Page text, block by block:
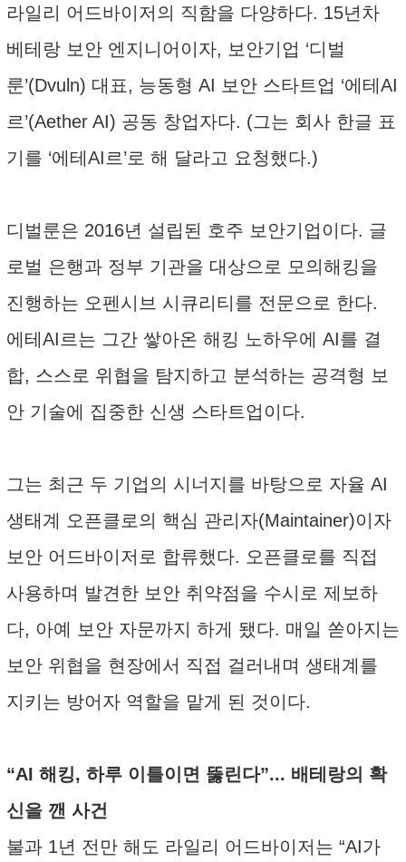
라일리 어드바이저의 직함을 다양하다. 15년차
베테랑 보안 엔지니어이자, 보안기업 ‘디벌
룬’(Dvuln) 대표, 능동형 AI 보안 스타트업 ‘에테AI
르’(Aether AI) 공동 창업자다. (그는 회사 한글 표
기를 ‘에테AI르’로 해 달라고 요청했다.)
디벌룬은 2016년 설립된 호주 보안기업이다. 글
로벌 은행과 정부 기관을 대상으로 모의해킹을
진행하는 오펜시브 시큐리티를 전문으로 한다.
에테AI르는 그간 쌓아온 해킹 노하우에 AI를 결
합, 스스로 위협을 탐지하고 분석하는 공격형 보
안 기술에 집중한 신생 스타트업이다.
그는 최근 두 기업의 시너지를 바탕으로 자율 AI
생태계 오픈클로의 핵심 관리자(Maintainer)이자
보안 어드바이저로 합류했다. 오픈클로를 직접
사용하며 발견한 보안 취약점을 수시로 제보하
다, 아예 보안 자문까지 하게 됐다. 매일 쏟아지는
보안 위협을 현장에서 직접 걸러내며 생태계를
지키는 방어자 역할을 맡게 된 것이다.
“AI 해킹, 하루 이틀이면 뚫린다”... 배테랑의 확
신을 깬 사건
불과 1년 전만 해도 라일리 어드바이저는 “AI가